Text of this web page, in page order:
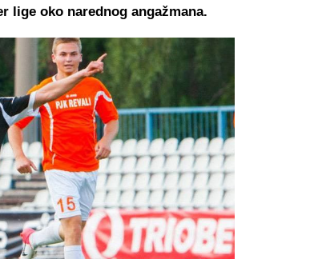
lige oko narednog angažmana.